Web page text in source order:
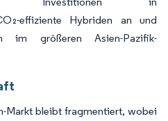
effiziente Hybriden an und
im größeren Asien-Pazifik-
Markt bleibt fragmentiert, wobei